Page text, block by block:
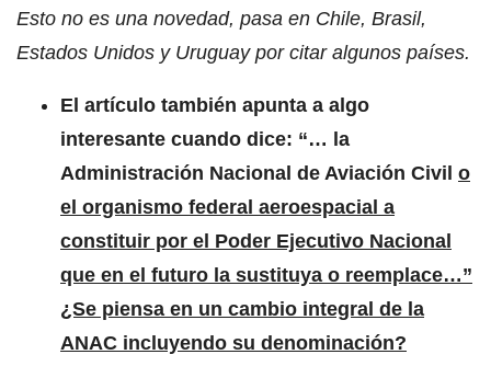
Esto no es una novedad, pasa en Chile, Brasil,
Estados Unidos y Uruguay por citar algunos países.
El artículo también apunta a algo
interesante cuando dice: “… la
Administración Nacional de Aviación Civil o
el organismo federal aeroespacial a
constituir por el Poder Ejecutivo Nacional
que en el futuro la sustituya o reemplace…”
¿Se piensa en un cambio integral de la
ANAC incluyendo su denominación?